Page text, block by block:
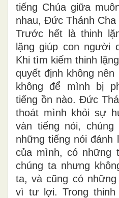
tiếng Chúa giữa
nhau, Đức Thánh Cha
Trước hết là thinh
lặng giúp con người
Khi tìm kiếm thinh
quyết định không
không để mình bị
tiếng ồn nào. Đức
thoát mình khỏi sự
vàn tiếng nói,
những tiếng nói đánh
của mình, có những
chúng ta nhưng
ta, và cũng có
vì tư lợi. Trong thinh